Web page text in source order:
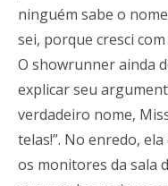
ninguém sabe o
sei, porque cresci
O showrunner ainda
explicar seu
verdadeiro nome,
telas!”. No enredo,
os monitores da sala